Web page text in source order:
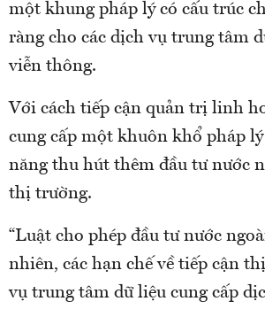
một khung pháp lý có cấu trúc
ràng cho các dịch vụ trung tâm
viễn thông.
Với cách tiếp cận quản trị linh
cung cấp một khuôn khổ pháp
năng thu hút thêm đầu tư nước
thị trường.
“Luật cho phép đầu tư nước
nhiên, các hạn chế về tiếp cận
vụ trung tâm dữ liệu cung cấp